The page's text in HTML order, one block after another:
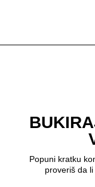
Popuni kratku
proveriš da